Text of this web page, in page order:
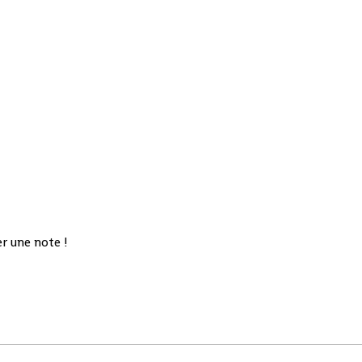
une note !